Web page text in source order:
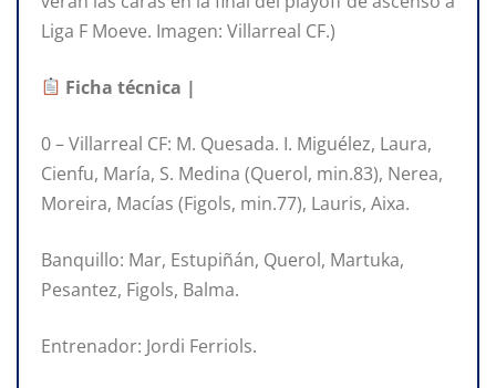
Liga F Moeve. Imagen: Villarreal CF.)
Ficha técnica |
0 – Villarreal CF: M. Quesada. I. Miguélez, Laura,
Cienfu, María, S. Medina (Querol, min.83), Nerea,
Moreira, Macías (Figols, min.77), Lauris, Aixa.
Banquillo: Mar, Estupiñán, Querol, Martuka,
Pesantez, Figols, Balma.
Entrenador: Jordi Ferriols.